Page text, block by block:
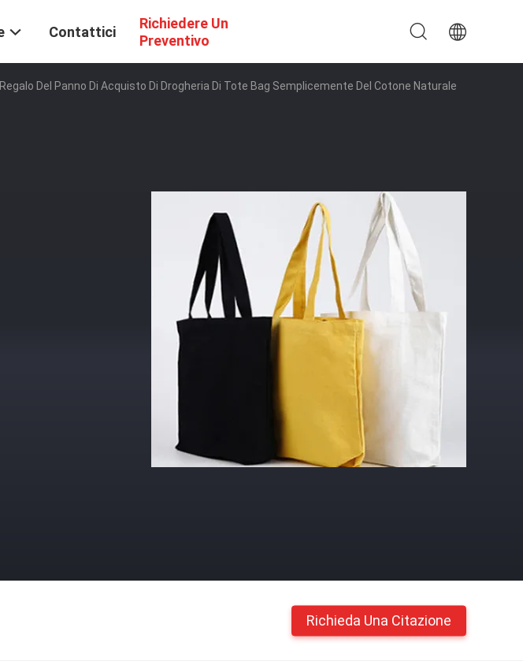
Contattici
Richiedere Un
Preventivo
Del Panno Di Acquisto Di Drogheria Di Tote Bag Semplicemente Del Cotone Naturale
Richieda Una Citazione